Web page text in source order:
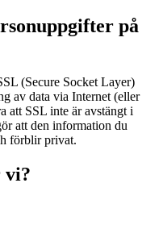
på
(Secure Socket Layer)
av data via Internet (eller
att SSL inte är avstängt i
att den information du
förblir privat.
vi?